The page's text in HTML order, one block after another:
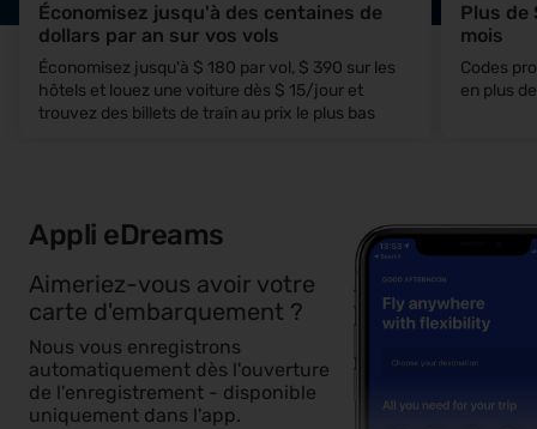
Économisez jusqu'à des centaines de
dollars par an sur vos vols
Économisez jusqu'à $ 180 par vol, $ 390 sur les
hôtels et louez une voiture dès $ 15/jour et
trouvez des billets de train au prix le plus bas
Plus de
mois
Codes
en plus
Appli eDreams
Aimeriez-vous avoir votre
carte d'embarquement ?
Nous vous enregistrons
automatiquement dès l'ouverture
de l'enregistrement - disponible
uniquement dans l'app.